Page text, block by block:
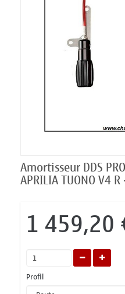
Amortisseur DDS
APRILIA TUONO V4
1 459,20
Profil